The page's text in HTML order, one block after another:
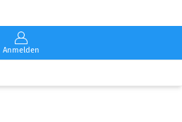
Anmelden